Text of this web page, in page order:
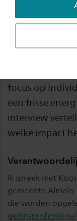
Bij Gemeente
Luiten en
twee van de
focus op
een frisse
interview
welke impact
Ik spreek met
gemeente
die worden
gezinsprofessional